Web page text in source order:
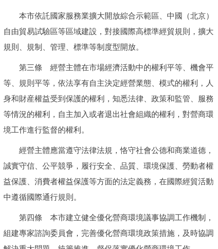
本市依託國家服務業擴大開放綜合示範區、中國（北京）
自由貿易試驗區等區域建設，對接國際高標準經貿規則，擴大
規則、規制、管理、標準等制度型開放。
第三條 經營主體在市場經濟活動中的權利平等、機會平
等、規則平等，依法享有自主決定經營業態、模式的權利，人
身和財産權益受到保護的權利，知悉法律、政策和監管、服務
等情況的權利，自主加入或者退出社會組織的權利，對營商環
境工作進行監督的權利。
經營主體應當遵守法律法規，恪守社會公德和商業道德，
誠實守信、公平競爭，履行安全、品質、環境保護、勞動者權
益保護、消費者權益保護等方面的法定義務，在國際經貿活動
中遵循國際通行規則。
第四條 本市建立健全優化營商環境議事協調工作機制，
組建專家諮詢委員會，完善優化營商環境政策措施，及時協調